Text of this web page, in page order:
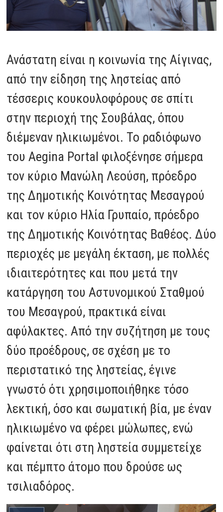
Ανάστατη είναι η κοινωνία της Αίγινας,
από την είδηση της ληστείας από
τέσσερις κουκουλοφόρους σε σπίτι
στην περιοχή της Σουβάλας, όπου
διέμεναν ηλικιωμένοι. Το ραδιόφωνο
του Aegina Portal φιλοξένησε σήμερα
τον κύριο Μανώλη Λεούση, πρόεδρο
της Δημοτικής Κοινότητας Μεσαγρού
και τον κύριο Ηλία Γρυπαίο, πρόεδρο
της Δημοτικής Κοινότητας Βαθέος. Δύο
περιοχές με μεγάλη έκταση, με πολλές
ιδιαιτερότητες και που μετά την
κατάργηση του Αστυνομικού Σταθμού
του Μεσαγρού, πρακτικά είναι
αφύλακτες. Από την συζήτηση με τους
δύο προέδρους, σε σχέση με το
περιστατικό της ληστείας, έγινε
γνωστό ότι χρησιμοποιήθηκε τόσο
λεκτική, όσο και σωματική βία, με έναν
ηλικιωμένο να φέρει μώλωπες, ενώ
φαίνεται ότι στη ληστεία συμμετείχε
και πέμπτο άτομο που δρούσε ως
τσιλιαδόρος.